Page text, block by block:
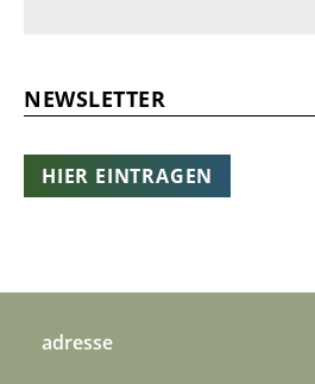
NEWSLETTER
HIER EINTRAGEN
adresse